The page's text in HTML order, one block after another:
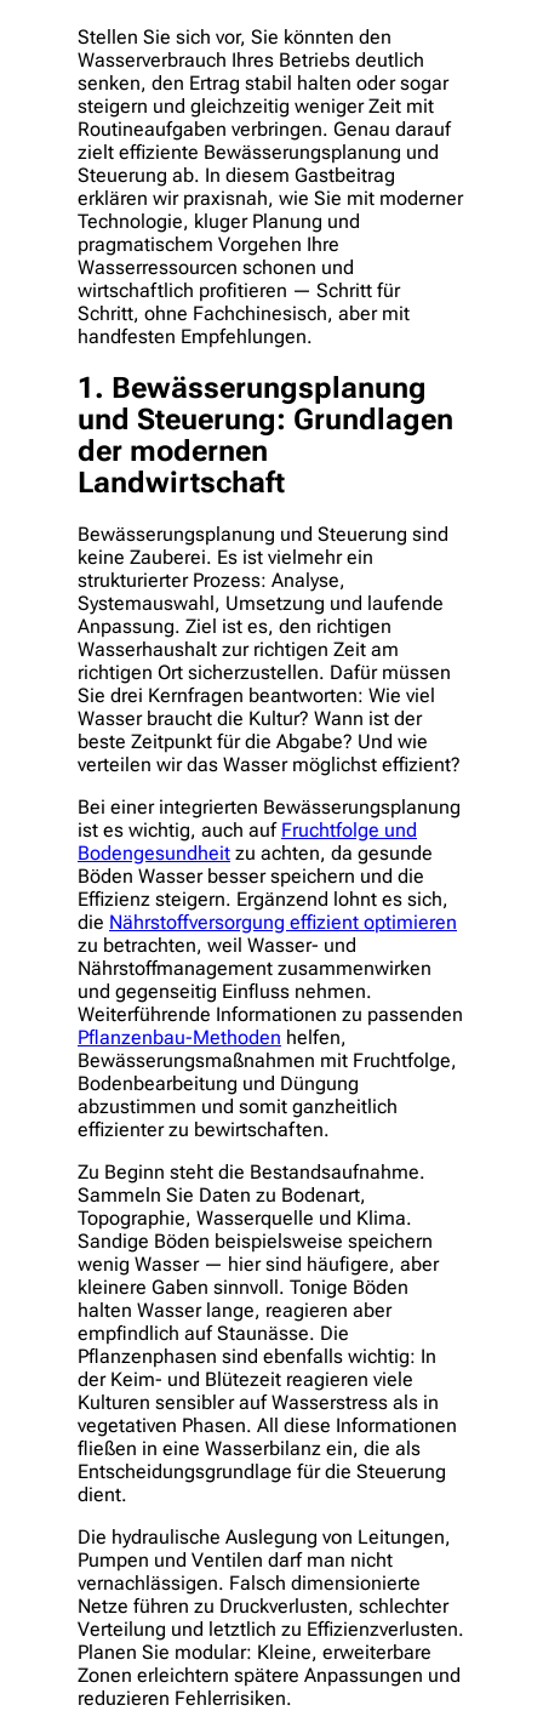
Stellen Sie sich vor, Sie könnten den
Wasserverbrauch Ihres Betriebs deutlich
senken, den Ertrag stabil halten oder sogar
steigern und gleichzeitig weniger Zeit mit
Routineaufgaben verbringen. Genau darauf
zielt effiziente Bewässerungsplanung und
Steuerung ab. In diesem Gastbeitrag
erklären wir praxisnah, wie Sie mit moderner
Technologie, kluger Planung und
pragmatischem Vorgehen Ihre
Wasserressourcen schonen und
wirtschaftlich profitieren — Schritt für
Schritt, ohne Fachchinesisch, aber mit
handfesten Empfehlungen.
1. Bewässerungsplanung
und Steuerung: Grundlagen
der modernen
Landwirtschaft
Bewässerungsplanung und Steuerung sind
keine Zauberei. Es ist vielmehr ein
strukturierter Prozess: Analyse,
Systemauswahl, Umsetzung und laufende
Anpassung. Ziel ist es, den richtigen
Wasserhaushalt zur richtigen Zeit am
richtigen Ort sicherzustellen. Dafür müssen
Sie drei Kernfragen beantworten: Wie viel
Wasser braucht die Kultur? Wann ist der
beste Zeitpunkt für die Abgabe? Und wie
verteilen wir das Wasser möglichst effizient?
Bei einer integrierten Bewässerungsplanung
ist es wichtig, auch auf Fruchtfolge und
Bodengesundheit zu achten, da gesunde
Böden Wasser besser speichern und die
Effizienz steigern. Ergänzend lohnt es sich,
die Nährstoffversorgung effizient optimieren
zu betrachten, weil Wasser- und
Nährstoffmanagement zusammenwirken
und gegenseitig Einfluss nehmen.
Weiterführende Informationen zu passenden
Pflanzenbau-Methoden helfen,
Bewässerungsmaßnahmen mit Fruchtfolge,
Bodenbearbeitung und Düngung
abzustimmen und somit ganzheitlich
effizienter zu bewirtschaften.
Zu Beginn steht die Bestandsaufnahme.
Sammeln Sie Daten zu Bodenart,
Topographie, Wasserquelle und Klima.
Sandige Böden beispielsweise speichern
wenig Wasser — hier sind häufigere, aber
kleinere Gaben sinnvoll. Tonige Böden
halten Wasser lange, reagieren aber
empfindlich auf Staunässe. Die
Pflanzenphasen sind ebenfalls wichtig: In
der Keim- und Blütezeit reagieren viele
Kulturen sensibler auf Wasserstress als in
vegetativen Phasen. All diese Informationen
fließen in eine Wasserbilanz ein, die als
Entscheidungsgrundlage für die Steuerung
dient.
Die hydraulische Auslegung von Leitungen,
Pumpen und Ventilen darf man nicht
vernachlässigen. Falsch dimensionierte
Netze führen zu Druckverlusten, schlechter
Verteilung und letztlich zu Effizienzverlusten.
Planen Sie modular: Kleine, erweiterbare
Zonen erleichtern spätere Anpassungen und
reduzieren Fehlerrisiken.